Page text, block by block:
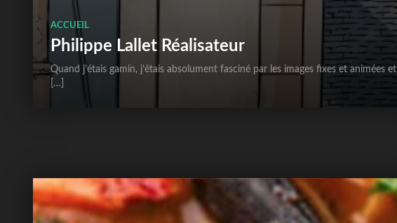
ACCUEIL
Philippe Lallet Réalisateur
Quand j’étais gamin, j’étais absolument fasciné par les images fixes et animées et
[…]